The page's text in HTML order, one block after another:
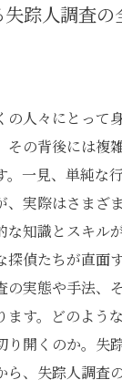
踪人調査の
の人々にとって
その背後には複
。一見、単純な
、実際はさまざ
な知識とスキル
探偵たちが直面
の実態や手法、
ます。どのよう
り開くのか。失
ら、失踪人調査